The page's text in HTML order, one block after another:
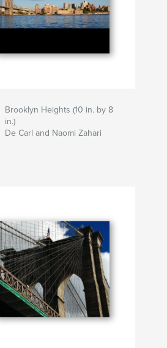
Brooklyn Heights (10 in. by 8
in.)
De Carl and Naomi Zahari